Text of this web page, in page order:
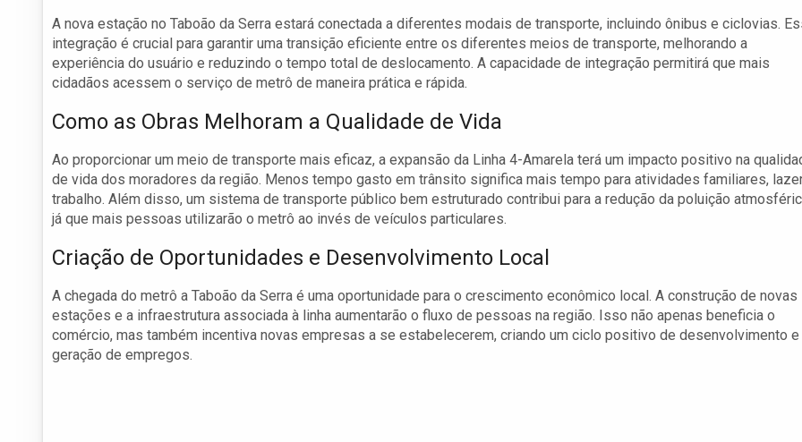
A nova estação no Taboão da Serra estará conectada a diferentes modais de transporte, incluindo ônibus e ciclovias.
integração é crucial para garantir uma transição eficiente entre os diferentes meios de transporte, melhorando a
experiência do usuário e reduzindo o tempo total de deslocamento. A capacidade de integração permitirá que mais
cidadãos acessem o serviço de metrô de maneira prática e rápida.
Como as Obras Melhoram a Qualidade de Vida
Ao proporcionar um meio de transporte mais eficaz, a expansão da Linha 4-Amarela terá um impacto positivo na
de vida dos moradores da região. Menos tempo gasto em trânsito significa mais tempo para atividades familiares,
trabalho. Além disso, um sistema de transporte público bem estruturado contribui para a redução da poluição
já que mais pessoas utilizarão o metrô ao invés de veículos particulares.
Criação de Oportunidades e Desenvolvimento Local
A chegada do metrô a Taboão da Serra é uma oportunidade para o crescimento econômico local. A construção de novas
estações e a infraestrutura associada à linha aumentarão o fluxo de pessoas na região. Isso não apenas beneficia o
comércio, mas também incentiva novas empresas a se estabelecerem, criando um ciclo positivo de desenvolvimento e
geração de empregos.